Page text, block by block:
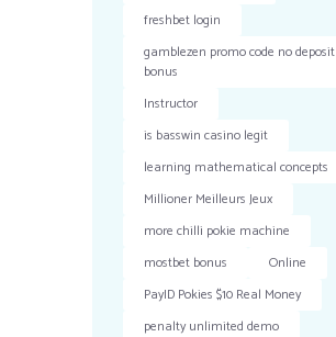
freshbet login
gamblezen promo code no deposit
bonus
Instructor
is basswin casino legit
learning mathematical concepts
Millioner Meilleurs Jeux
more chilli pokie machine
mostbet bonus
Online
PayID Pokies $10 Real Money
penalty unlimited demo